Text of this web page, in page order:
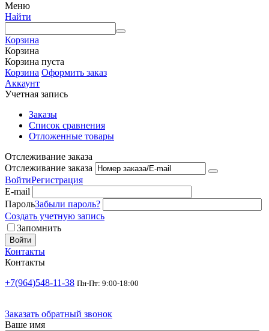
Меню
Найти
Корзина
Корзина
Корзина пуста
Корзина Оформить заказ
Аккаунт
Учетная запись
Заказы
Список сравнения
Отложенные товары
Отслеживание заказа
Отслеживание заказа
ВойтиРегистрация
E-mail
ПарольЗабыли пароль?
Создать учетную запись
Запомнить
Войти
Контакты
Контакты
+7(964)548-11-38 Пн-Пт: 9:00-18:00
Заказать обратный звонок
Ваше имя